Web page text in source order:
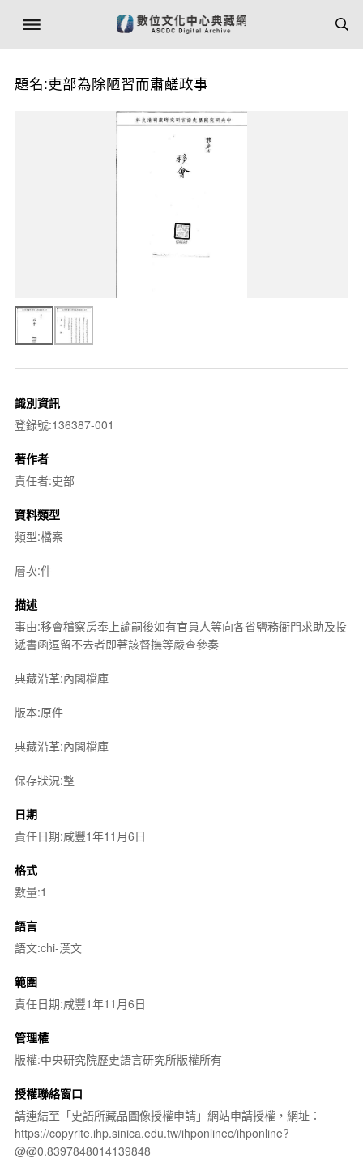
題名:吏部為除陋習而肅鹺政事
識別資訊
登錄號:136387-001
著作者
責任者:吏部
資料類型
類型:檔案
層次:件
描述
事由:移會稽察房奉上諭嗣後如有官員人等向各省鹽務衙門求助及投
遞書函逗留不去者即著該督撫等嚴查參奏
典藏沿革:內閣檔庫
版本:原件
典藏沿革:內閣檔庫
保存狀況:整
日期
責任日期:咸豐1年11月6日
格式
數量:1
語言
語文:chi-漢文
範圍
責任日期:咸豐1年11月6日
管理權
版權:中央研究院歷史語言研究所版權所有
授權聯絡窗口
請連結至「史語所藏品圖像授權申請」網站申請授權，網址：
https://copyrite.ihp.sinica.edu.tw/ihponlinec/ihponline?
@@0.8397848014139848